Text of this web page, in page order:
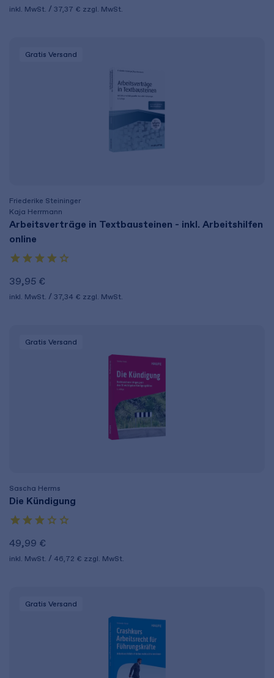
inkl. MwSt. 37,37 € zzgl. MwSt.
Gratis Versand
Friederike Steininger
Kaja Herrmann
Arbeitsverträge in Textbausteinen - inkl. Arbeitshilfen
online
39,95 €
inkl. MwSt. 37,34 € zzgl. MwSt.
Gratis Versand
Sascha Herms
Die Kündigung
49,99 €
inkl. MwSt. 46,72 € zzgl. MwSt.
Gratis Versand